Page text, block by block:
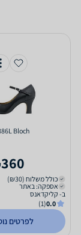
Bloch
360
כולל משלוח (₪30)
אספקה: באתר
ב- קליקדאנס
0.0
(1)
לפרטים